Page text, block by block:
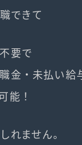
できて
要で
金・未払い給
能！
れません。